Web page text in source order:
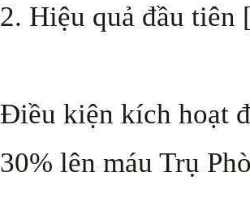
2. Hiệu quả đầu tiên
Điều kiện kích hoạt
30% lên máu Trụ